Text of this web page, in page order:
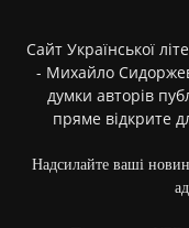
Сайт Української
- Михайло
думки авторів
пряме відкрите
Надсилайте ваші